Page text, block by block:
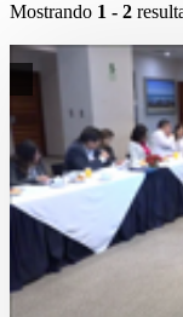
Mostrando 1 - 2